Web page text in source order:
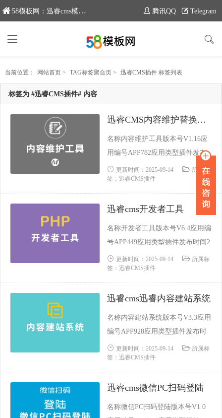
58模板网：迅睿cms模板专业分享平台，新域名：moban58.com 腾讯QQ Telegram
当前位置： 网站首页 > TAG标签聚合页 > 迅睿CMS插件 标签列表
标签为 #迅睿CMS插件# 内容
迅睿CMS内容维护替换工具
名称内容维护工具版本号V1.16应
用编号APP782应用类型插件发布
时间2021-08-22 03:24:55更新时间2
023-10-02 17:33:26支持内核CodeIg
nITer Laravel ThinkPHP功能类别S
EO 工具依赖场景内容建站系统源
更新时间：2025-09-14
所属标
签：迅睿CMS插件
迅睿cms开发者工具
名称开发者工具版本号V6.4应用编
号APP449应用类型插件发布时间2
019-07-16 09:55:08更新时间2023-1
2-13 16:46:01支持内核CodeIgnITer
Laravel ThinkPHP功能类别工具依
赖场景不依赖于任何插件源码加密
更新时间：2025-09-14
所属标
签：迅睿CMS插件
迅睿cms迅睿内容建站系统
名称内容建站系统版本号V3.3应用
编号APP928应用类型插件发布时
间2022-03-01 15:30:06更新时间202
3-11-30 14:56:45支持内核CodeIgnI
Ter Laravel ThinkPHP功能类别依
赖场景内容建站系统说明源码加密
更新时间：2025-09-14
所属标
签：迅睿CMS插件
迅睿cms微信PC扫码登陆
名称微信PC扫码登陆版本号V1.0